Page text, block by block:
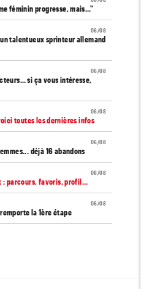
féminin progresse, mais…"
06/08
talentueux sprinteur allemand
06/08
si ça vous intéresse,
06/08
toutes les dernières infos
06/08
déjà 16 abandons
06/08
: parcours, favoris, profil…
06/08
la 1ère étape